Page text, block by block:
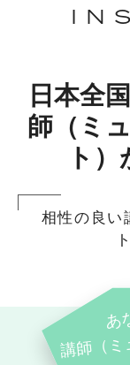
日本全
師（ミ
ト
相性の良い